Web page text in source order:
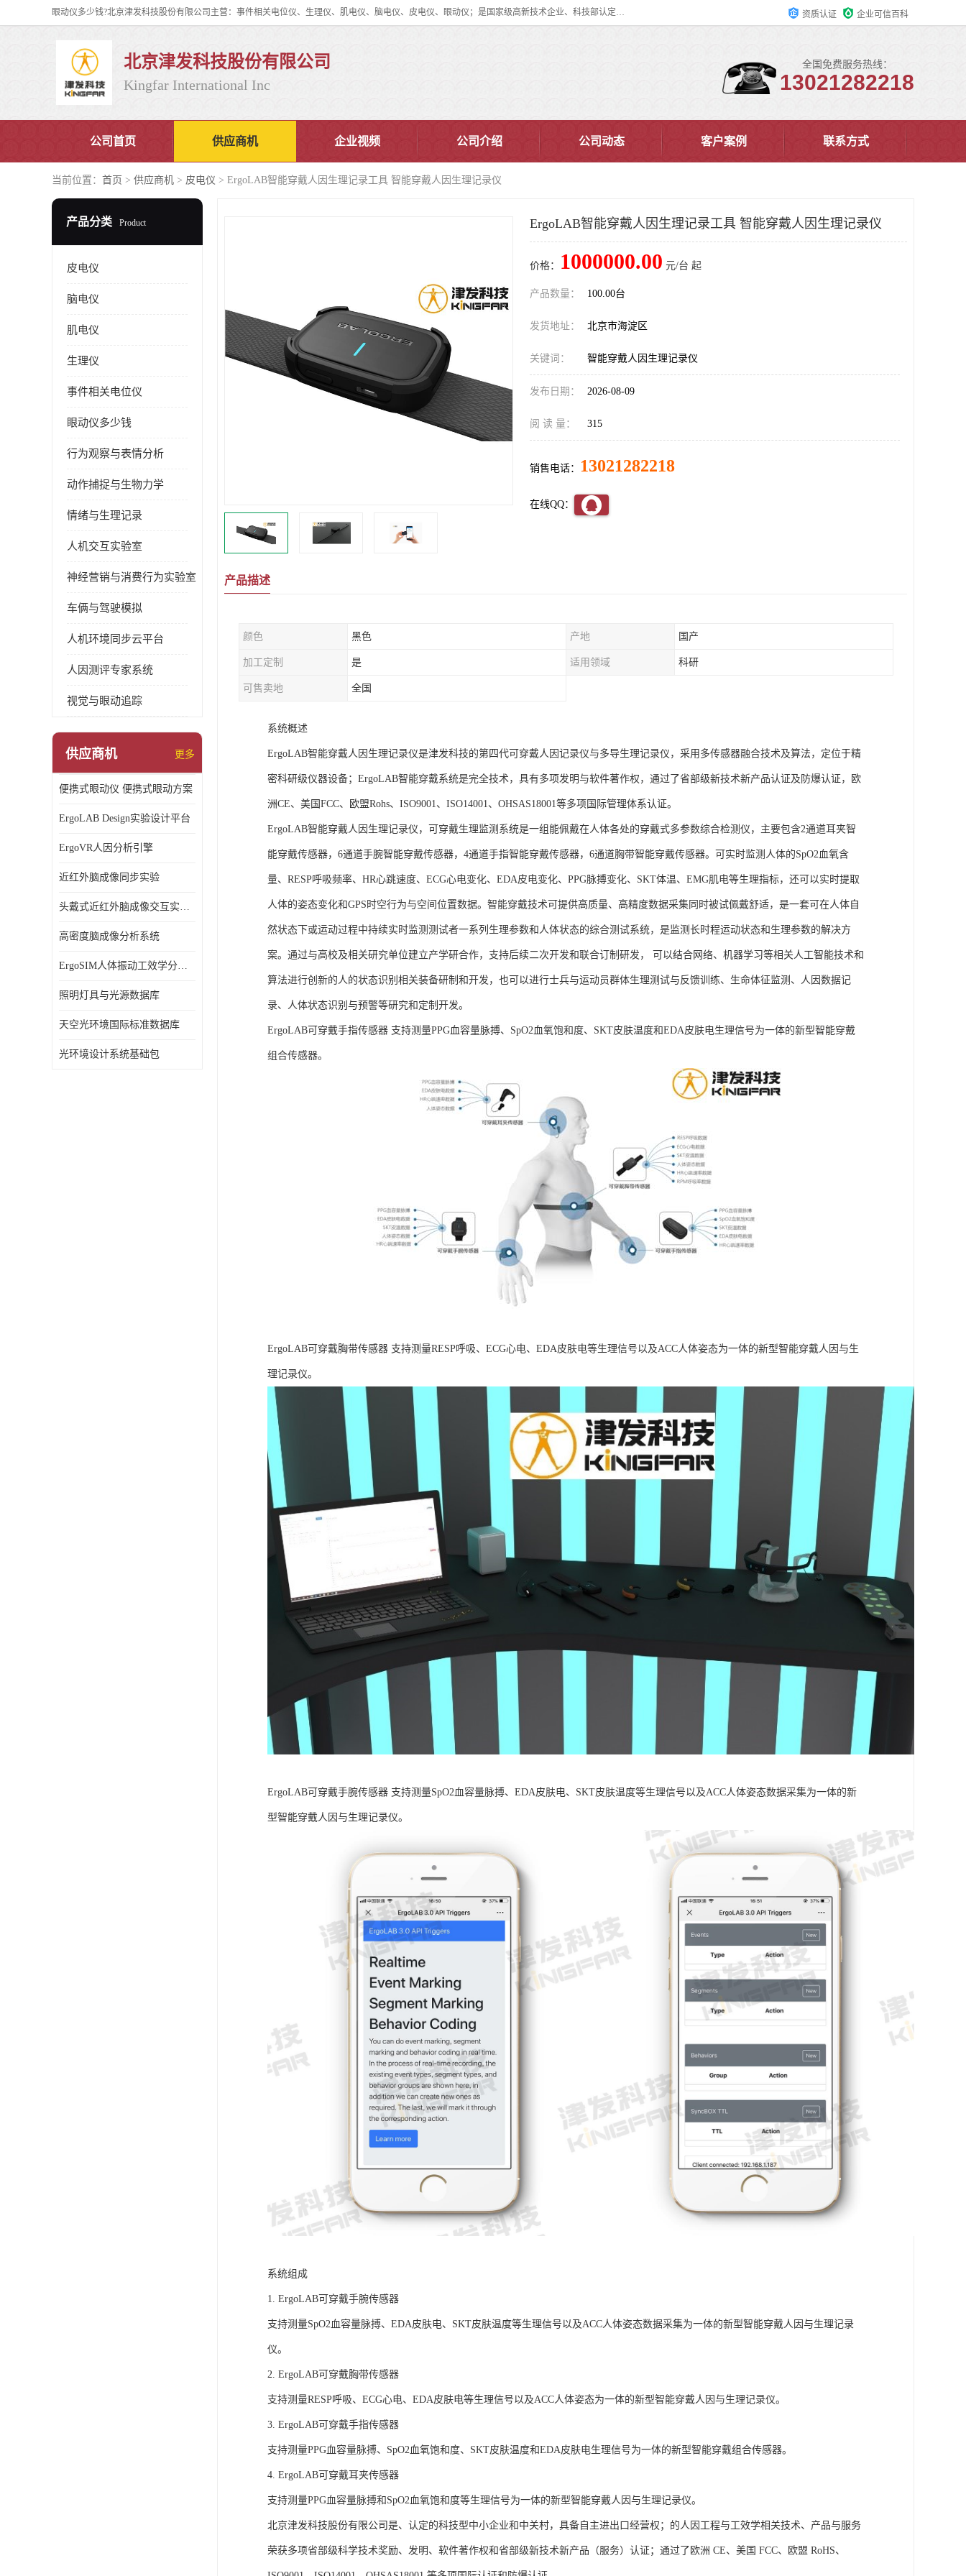
眼动仪多少钱?北京津发科技股份有限公司主营：事件相关电位仪、生理仪、肌电仪、脑电仪、皮电仪、眼动仪；是国家级高新技术企业、科技部认定的科技型中小企业和中关村高新技术企业，具备保密资格，具备自主进出口经营权；自主研发技术、产品与服务荣获多项省部级科学技术奖励、国家发明专利、国家软件著作权和省部级新技术新产品（服务）认证。 资质认证 企业可信百科
北京津发科技股份有限公司
Kingfar International Inc
全国免费服务热线：
13021282218
公司首页 供应商机 企业视频 公司介绍 公司动态 客户案例 联系方式
当前位置： 首页 > 供应商机 > 皮电仪 > ErgoLAB智能穿戴人因生理记录工具 智能穿戴人因生理记录仪
产品分类 Product
皮电仪
脑电仪
肌电仪
生理仪
事件相关电位仪
眼动仪多少钱
行为观察与表情分析
动作捕捉与生物力学
情绪与生理记录
人机交互实验室
神经营销与消费行为实验室
车俩与驾驶模拟
人机环境同步云平台
人因测评专家系统
视觉与眼动追踪
供应商机 更多
便携式眼动仪 便携式眼动方案
ErgoLAB Design实验设计平台
ErgoVR人因分析引擎
近红外脑成像同步实验
头戴式近红外脑成像交互实验室
高密度脑成像分析系统
ErgoSIM人体振动工效学分析系统
照明灯具与光源数据库
天空光环境国际标准数据库
光环境设计系统基础包
ErgoLAB智能穿戴人因生理记录工具 智能穿戴人因生理记录仪
价格： 1000000.00 元/台 起
产品数量： 100.00台
发货地址： 北京市海淀区
关键词： 智能穿戴人因生理记录仪
发布日期： 2026-08-09
阅 读 量： 315
销售电话： 13021282218
在线QQ：
产品描述
颜色 黑色 产地 国产
加工定制 是 适用领域 科研
可售卖地 全国
系统概述
ErgoLAB智能穿戴人因生理记录仪是津发科技的第四代可穿戴人因记录仪与多导生理记录仪，采用多传感器融合技术及算法，定位于精
密科研级仪器设备；ErgoLAB智能穿戴系统是完全技术，具有多项发明与软件著作权，通过了省部级新技术新产品认证及防爆认证，欧
洲CE、美国FCC、欧盟Rohs、ISO9001、ISO14001、OHSAS18001等多项国际管理体系认证。
ErgoLAB智能穿戴人因生理记录仪，可穿戴生理监测系统是一组能佩戴在人体各处的穿戴式多参数综合检测仪，主要包含2通道耳夹智
能穿戴传感器，6通道手腕智能穿戴传感器，4通道手指智能穿戴传感器，6通道胸带智能穿戴传感器。可实时监测人体的SpO2血氧含
量、RESP呼吸频率、HR心跳速度、ECG心电变化、EDA皮电变化、PPG脉搏变化、SKT体温、EMG肌电等生理指标，还可以实时提取
人体的姿态变化和GPS时空行为与空间位置数据。智能穿戴技术可提供高质量、高精度数据采集同时被试佩戴舒适，是一套可在人体自
然状态下或运动过程中持续实时监测测试者一系列生理参数和人体状态的综合测试系统，是监测长时程运动状态和生理参数的解决方
案。通过与高校及相关研究单位建立产学研合作，支持后续二次开发和联合订制研发， 可以结合网络、机器学习等相关人工智能技术和
算法进行创新的人的状态识别相关装备研制和开发，也可以进行士兵与运动员群体生理测试与反馈训练、生命体征监测、人因数据记
录、人体状态识别与预警等研究和定制开发。
ErgoLAB可穿戴手指传感器 支持测量PPG血容量脉搏、SpO2血氧饱和度、SKT皮肤温度和EDA皮肤电生理信号为一体的新型智能穿戴
组合传感器。
ErgoLAB可穿戴胸带传感器 支持测量RESP呼吸、ECG心电、EDA皮肤电等生理信号以及ACC人体姿态为一体的新型智能穿戴人因与生
理记录仪。
ErgoLAB可穿戴手腕传感器 支持测量SpO2血容量脉搏、EDA皮肤电、SKT皮肤温度等生理信号以及ACC人体姿态数据采集为一体的新
型智能穿戴人因与生理记录仪。
系统组成
1. ErgoLAB可穿戴手腕传感器
支持测量SpO2血容量脉搏、EDA皮肤电、SKT皮肤温度等生理信号以及ACC人体姿态数据采集为一体的新型智能穿戴人因与生理记录
仪。
2. ErgoLAB可穿戴胸带传感器
支持测量RESP呼吸、ECG心电、EDA皮肤电等生理信号以及ACC人体姿态为一体的新型智能穿戴人因与生理记录仪。
3. ErgoLAB可穿戴手指传感器
支持测量PPG血容量脉搏、SpO2血氧饱和度、SKT皮肤温度和EDA皮肤电生理信号为一体的新型智能穿戴组合传感器。
4. ErgoLAB可穿戴耳夹传感器
支持测量PPG血容量脉搏和SpO2血氧饱和度等生理信号为一体的新型智能穿戴人因与生理记录仪。
北京津发科技股份有限公司是、认定的科技型中小企业和中关村，具备自主进出口经营权；的人因工程与工效学相关技术、产品与服务
荣获多项省部级科学技术奖励、发明、软件著作权和省部级新技术新产品（服务）认证；通过了欧洲 CE、美国 FCC、欧盟 RoHS、